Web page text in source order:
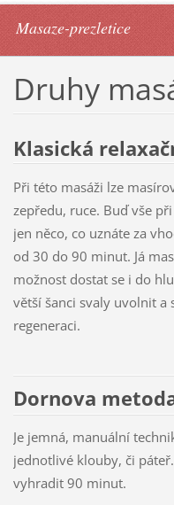
Masaze-prezletice
Druhy
Klasická
Při této masáži lze
zepředu, ruce. Buď vše
jen něco, co uznáte za
od 30 do 90 minut. Já
možnost dostat se i do
větší šanci svaly uvolnit
regeneraci.
Dornova
Je jemná, manuální
jednotlivé klouby, či
vyhradit 90 minut.